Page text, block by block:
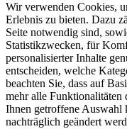
Wir verwenden Cookies,
Erlebnis zu bieten. Dazu
Seite notwendig sind,
Statistikzwecken, für
personalisierter Inhalte
entscheiden, welche
beachten Sie, dass auf
mehr alle Funktionalitäten
Ihnen getroffene Auswahl
nachträglich geändert